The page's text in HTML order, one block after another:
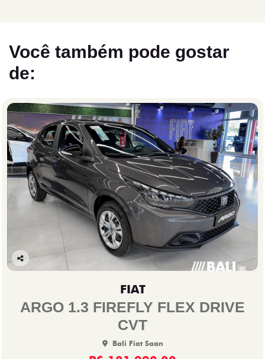
Você também pode gostar
de:
Co
lhe
FIAT
ARGO 1.3 FIREFLY FLEX DRIVE
CVT
Bali Fiat Saan